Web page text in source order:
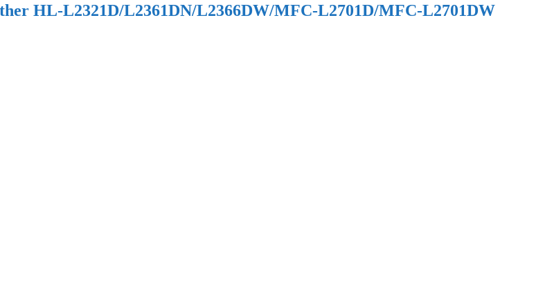
HL-L2321D/L2361DN/L2366DW/MFC-L2701D/MFC-L2701DW